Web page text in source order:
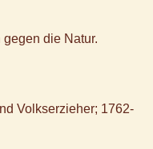
die Natur.
Volkserzieher; 1762-